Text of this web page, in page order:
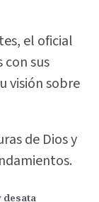
el oficial
sus
visión sobre
de Dios y
desata